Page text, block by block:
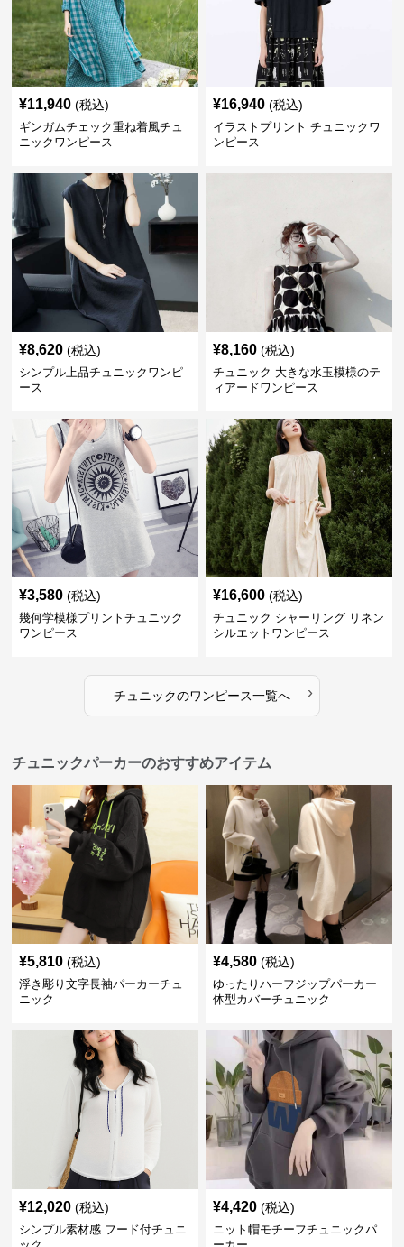
¥11,940 (税込)
ギンガムチェック重ね着風チュ
ニックワンピース
¥16,940 (税込)
イラストプリント チュニックワ
ンピース
¥8,620 (税込)
シンプル上品チュニックワンピ
ース
¥8,160 (税込)
チュニック 大きな水玉模様のテ
ィアードワンピース
¥3,580 (税込)
幾何学模様プリントチュニック
ワンピース
¥16,600 (税込)
チュニック シャーリング リネン
シルエットワンピース
チュニックのワンピース一覧へ ›
チュニックパーカーのおすすめアイテム
¥5,810 (税込)
浮き彫り文字長袖パーカーチュ
ニック
¥4,580 (税込)
ゆったりハーフジップパーカー
体型カバーチュニック
¥12,020 (税込)
シンプル素材感 フード付チュニ
¥4,420 (税込)
ニット帽モチーフチュニックパ